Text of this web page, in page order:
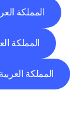
المملكة
المملكة
المملكة